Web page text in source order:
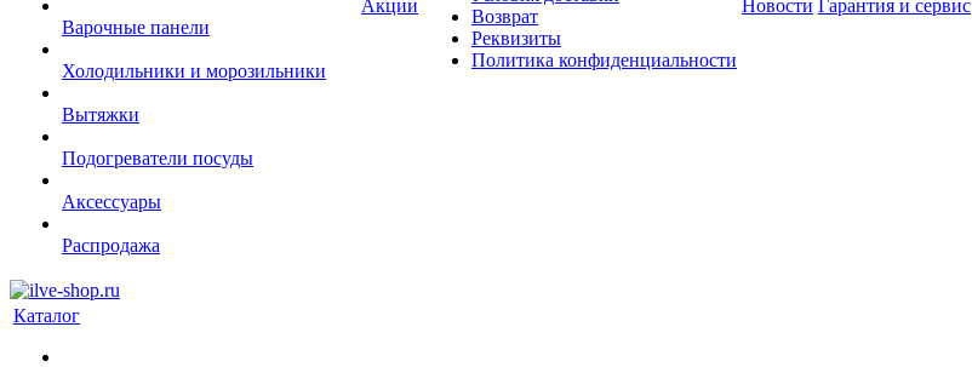
Варочные панели
Холодильники и морозильники
Вытяжки
Подогреватели посуды
Аксессуары
Распродажа
Акции
Возврат
Реквизиты
Политика конфиденциальности
Новости Гарантия и сервис
Каталог